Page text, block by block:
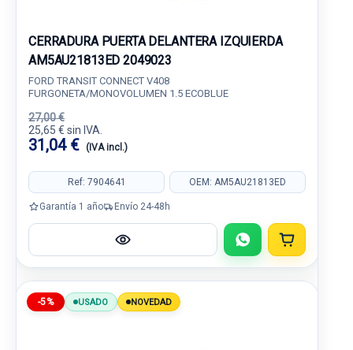
CERRADURA PUERTA DELANTERA IZQUIERDA
AM5AU21813ED 2049023
FORD TRANSIT CONNECT V408
FURGONETA/MONOVOLUMEN 1.5 ECOBLUE
27,00 €
25,65 € sin IVA.
31,04 € (IVA incl.)
Ref: 7904641 OEM: AM5AU21813ED
Garantía 1 año Envío 24-48h
-5% USADO NOVEDAD